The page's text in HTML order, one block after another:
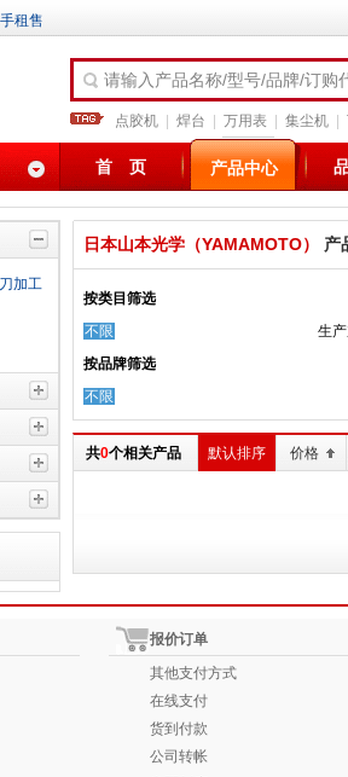
租售
请输入产品名称/型号/品牌/订购
点胶机 焊台 万用表 集尘机
首 页 产品中心
加工
日本山本光学（YAMAMOTO） 产
按类目筛选
不限
生
按品牌筛选
不限
共0个相关产品 默认排序 价格
报价订单
其他支付方式
在线支付
货到付款
公司转帐